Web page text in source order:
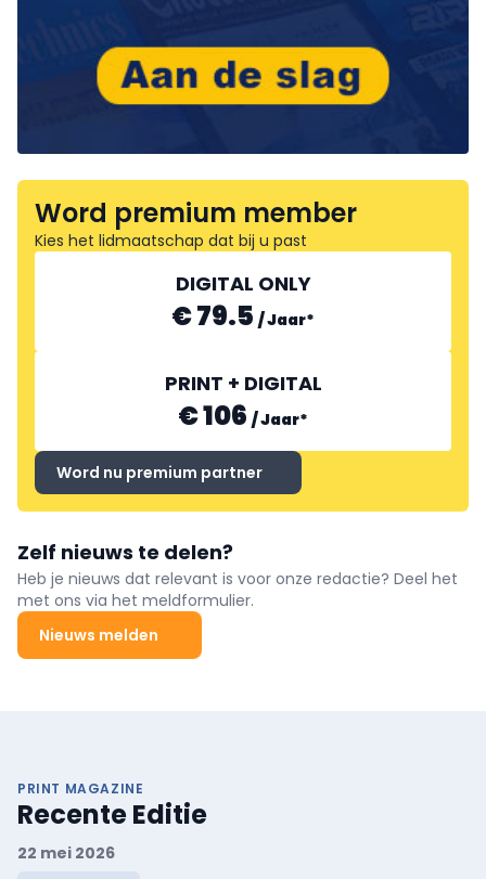
Word premium member
Kies het lidmaatschap dat bij u past
DIGITAL ONLY
€ 79.5 /Jaar*
PRINT + DIGITAL
€ 106 /Jaar*
Word nu premium partner
Zelf nieuws te delen?
Heb je nieuws dat relevant is voor onze redactie? Deel het
met ons via het meldformulier.
Nieuws melden
PRINT MAGAZINE
Recente Editie
22 mei 2026